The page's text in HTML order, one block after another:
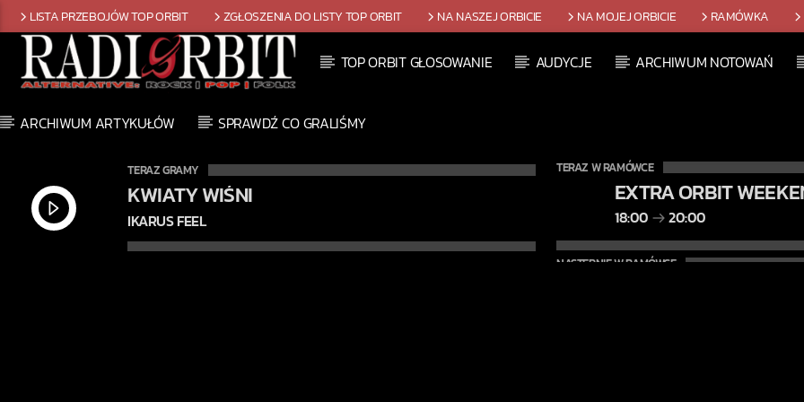
LISTA PRZEBOJÓW TOP ORBIT ZGŁOSZENIA DO LISTY TOP ORBIT NA NASZEJ ORBICIE NA MOJEJ ORBICIE RAMÓWKA
TOP ORBIT GŁOSOWANIE AUDYCJE ARCHIWUM NOTOWAŃ
ARCHIWUM ARTYKUŁÓW SPRAWDŹ CO GRALIŚMY
TERAZ GRAMY
KWIATY WIŚNI
IKARUS FEEL
TERAZ W RAMÓWCE
EXTRA ORBIT
18:00 20:00
NASTĘPNIE W RAMÓWCE